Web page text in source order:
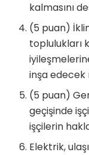
kalmasını
(5 puan)
toplulukları
inşa edecek
(5 puan)
geçişinde
işçilerin
Elektrik,